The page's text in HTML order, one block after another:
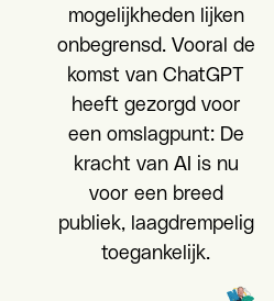
mogelijkheden lijken
onbegrensd. Vooral de
komst van ChatGPT
heeft gezorgd voor
een omslagpunt: De
kracht van AI is nu
voor een breed
publiek, laagdrempelig
toegankelijk.